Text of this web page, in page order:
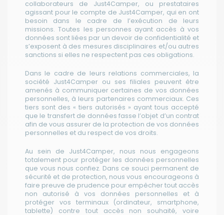
collaborateurs de Just4Camper, ou prestataires
agissant pour le compte de Just4Camper, qui en ont
besoin dans le cadre de l’exécution de leurs
missions. Toutes les personnes ayant accès à vos
données sont liées par un devoir de confidentialité et
s’exposent à des mesures disciplinaires et/ou autres
sanctions si elles ne respectent pas ces obligations.
Dans le cadre de leurs relations commerciales, la
société Just4Camper ou ses filiales peuvent être
amenés à communiquer certaines de vos données
personnelles, à leurs partenaires commerciaux. Ces
tiers sont des « tiers autorisés » ayant tous accepté
que le transfert de données fasse l’objet d’un contrat
afin de vous assurer de la protection de vos données
personnelles et du respect de vos droits.
Au sein de Just4Camper, nous nous engageons
totalement pour protéger les données personnelles
que vous nous confiez. Dans ce souci permanent de
sécurité et de protection, nous vous encourageons à
faire preuve de prudence pour empêcher tout accès
non autorisé à vos données personnelles et à
protéger vos terminaux (ordinateur, smartphone,
tablette) contre tout accès non souhaité, voire